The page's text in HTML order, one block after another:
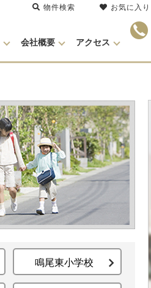
会社概要 アクセス
鳴尾東小学校
物件検索 お気に入り